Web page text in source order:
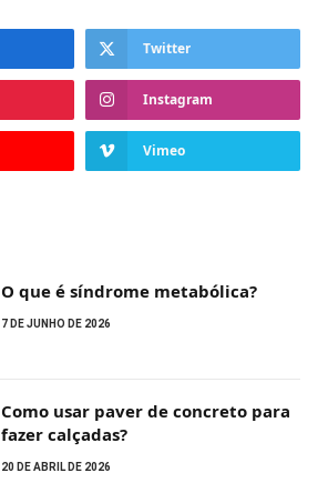
Twitter
Instagram
Vimeo
O que é síndrome metabólica?
7 DE JUNHO DE 2026
Como usar paver de concreto para
fazer calçadas?
20 DE ABRIL DE 2026